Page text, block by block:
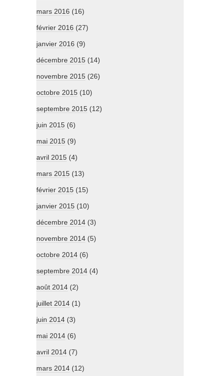
mars 2016 (16)
février 2016 (27)
janvier 2016 (9)
décembre 2015 (14)
novembre 2015 (26)
octobre 2015 (10)
septembre 2015 (12)
juin 2015 (6)
mai 2015 (9)
avril 2015 (4)
mars 2015 (13)
février 2015 (15)
janvier 2015 (10)
décembre 2014 (3)
novembre 2014 (5)
octobre 2014 (6)
septembre 2014 (4)
août 2014 (2)
juillet 2014 (1)
juin 2014 (3)
mai 2014 (6)
avril 2014 (7)
mars 2014 (12)